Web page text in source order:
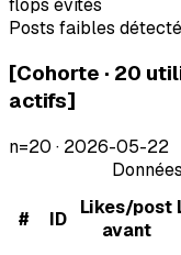
Posts faibles
[Cohorte · 20
actifs]
n=20 · 2026-05-22
# ID
Likes/post
avant